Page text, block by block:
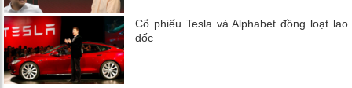
Cổ phiếu Tesla và Alphabet đồng loạt lao
dốc